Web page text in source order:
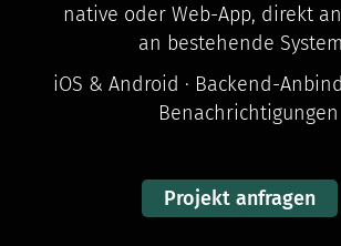
native oder Web-App, direkt
an bestehende
iOS & Android · Backend-
Benachrichtigungen
Projekt anfragen